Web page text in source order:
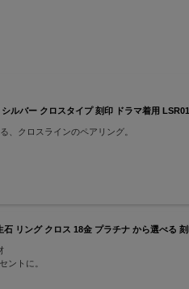
シルバー クロスタイプ 刻印 ドラマ着用
、クロスラインのペアリング。
石 リング クロス 18金 プラチナ から選べる
ントに。